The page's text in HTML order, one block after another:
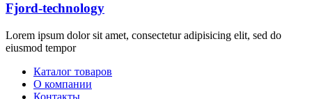
Fjord-technology
Lorem ipsum dolor sit amet, consectetur adipisicing elit, sed do
eiusmod tempor
Каталог товаров
О компании
Контакты